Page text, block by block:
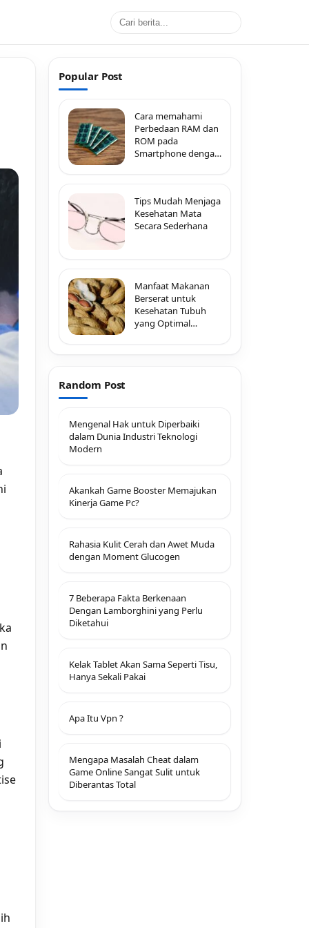
Popular Post
Cara memahami
Perbedaan RAM dan
ROM pada
Smartphone dengan
Tips Mudah Menjaga
Kesehatan Mata
Secara Sederhana
Manfaat Makanan
Berserat untuk
Kesehatan Tubuh
yang Optimal
Random Post
Mengenal Hak untuk Diperbaiki
dalam Dunia Industri Teknologi
Modern
Akankah Game Booster Memajukan
Kinerja Game Pc?
Rahasia Kulit Cerah dan Awet Muda
dengan Moment Glucogen
7 Beberapa Fakta Berkenaan
Dengan Lamborghini yang Perlu
Diketahui
Kelak Tablet Akan Sama Seperti Tisu,
Hanya Sekali Pakai
Apa Itu Vpn ?
Mengapa Masalah Cheat dalam
Game Online Sangat Sulit untuk
Diberantas Total